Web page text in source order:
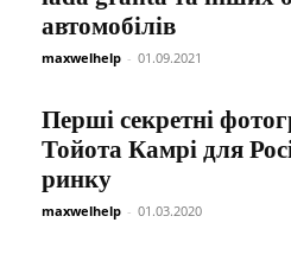
автомобілів
maxwelhelp - 01.09.2021
Перші секретні
Тойота Камрі для
ринку
maxwelhelp - 01.03.2020